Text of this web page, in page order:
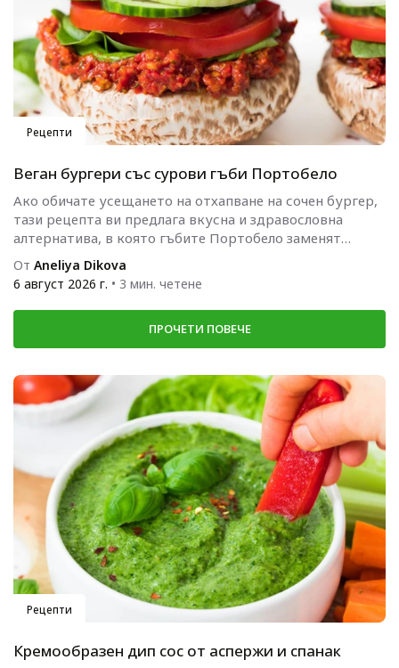
Рецепти
Веган бургери със сурови гъби Портобело
Ако обичате усещането на отхапване на сочен бургер,
тази рецепта ви предлага вкусна и здравословна
алтернатива, в която гъбите Портобело заменят
традиционните хлебчета.
От Aneliya Dikova
6 август 2026 г. • 3 мин. четене
ПРОЧЕТИ ПОВЕЧЕ
Рецепти
Кремообразен дип сос от аспержи и спанак